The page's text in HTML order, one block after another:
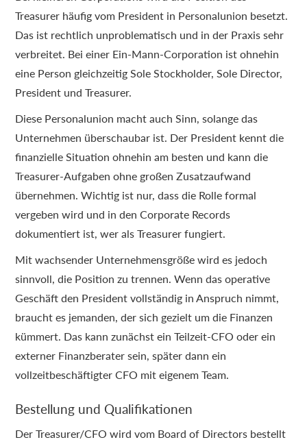
Treasurer häufig vom President in Personalunion besetzt.
Das ist rechtlich unproblematisch und in der Praxis sehr
verbreitet. Bei einer Ein-Mann-Corporation ist ohnehin
eine Person gleichzeitig Sole Stockholder, Sole Director,
President und Treasurer.
Diese Personalunion macht auch Sinn, solange das
Unternehmen überschaubar ist. Der President kennt die
finanzielle Situation ohnehin am besten und kann die
Treasurer-Aufgaben ohne großen Zusatzaufwand
übernehmen. Wichtig ist nur, dass die Rolle formal
vergeben wird und in den Corporate Records
dokumentiert ist, wer als Treasurer fungiert.
Mit wachsender Unternehmensgröße wird es jedoch
sinnvoll, die Position zu trennen. Wenn das operative
Geschäft den President vollständig in Anspruch nimmt,
braucht es jemanden, der sich gezielt um die Finanzen
kümmert. Das kann zunächst ein Teilzeit-CFO oder ein
externer Finanzberater sein, später dann ein
vollzeitbeschäftigter CFO mit eigenem Team.
Bestellung und Qualifikationen
Der Treasurer/CFO wird vom Board of Directors bestellt